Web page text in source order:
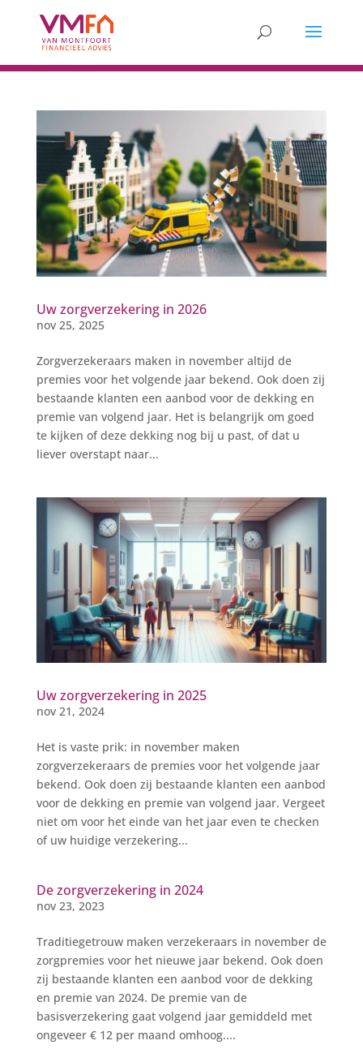
Uw zorgverzekering in 2026
nov 25, 2025
Zorgverzekeraars maken in november altijd de
premies voor het volgende jaar bekend. Ook doen zij
bestaande klanten een aanbod voor de dekking en
premie van volgend jaar. Het is belangrijk om goed
te kijken of deze dekking nog bij u past, of dat u
liever overstapt naar...
Uw zorgverzekering in 2025
nov 21, 2024
Het is vaste prik: in november maken
zorgverzekeraars de premies voor het volgende jaar
bekend. Ook doen zij bestaande klanten een aanbod
voor de dekking en premie van volgend jaar. Vergeet
niet om voor het einde van het jaar even te checken
of uw huidige verzekering...
De zorgverzekering in 2024
nov 23, 2023
Traditiegetrouw maken verzekeraars in november de
zorgpremies voor het nieuwe jaar bekend. Ook doen
zij bestaande klanten een aanbod voor de dekking
en premie van 2024. De premie van de
basisverzekering gaat volgend jaar gemiddeld met
ongeveer € 12 per maand omhoog....